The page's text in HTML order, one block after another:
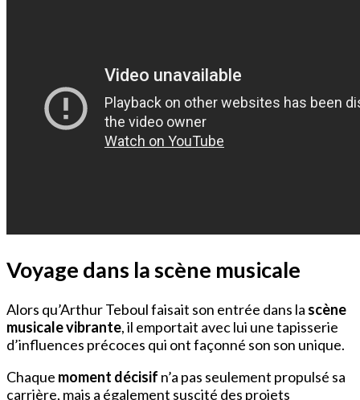
Voyage dans la scène musicale
Alors qu’Arthur Teboul faisait son entrée dans la scène
musicale vibrante, il emportait avec lui une tapisserie
d’influences précoces qui ont façonné son son unique.
Chaque moment décisif n’a pas seulement propulsé sa
carrière, mais a également suscité des projets